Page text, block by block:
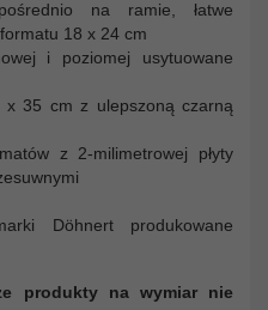
na ramie, łatwe
18 x 24 cm
i poziomej usytuowane
35 cm z ulepszoną czarną
z 2-milimetrowej płyty
Döhnert produkowane
produkty na wymiar nie